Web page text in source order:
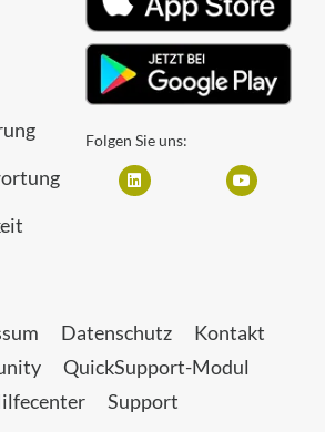
Folgen Sie uns:
Datenschutz
Kontakt
QuickSupport-Modul
Support